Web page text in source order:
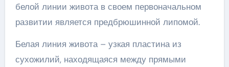
белой линии живота в своем первоначальном
развитии является предбрюшинной липомой.
Белая линия живота – узкая пластина из
сухожилий, находящаяся между прямыми